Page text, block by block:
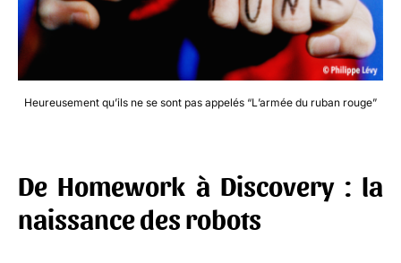
Heureusement qu’ils ne se sont pas appelés “L’armée du ruban rouge”
De Homework à Discovery : la
naissance des robots